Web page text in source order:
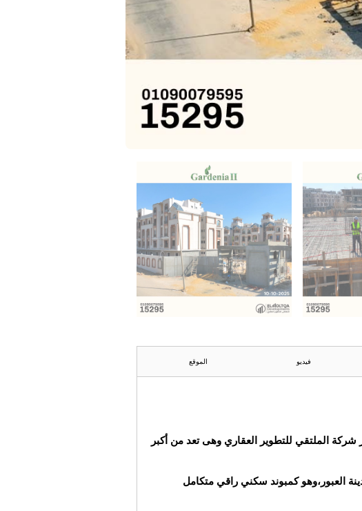
فيديو الموقع
الملتقي للتطوير العقاري وهى تعد من أكبر
المتميز فى مدينة العبور،وهو كمبوند سكني راقي متكامل